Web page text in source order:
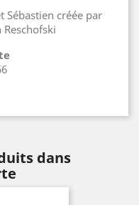
Sébastien créée par
dans